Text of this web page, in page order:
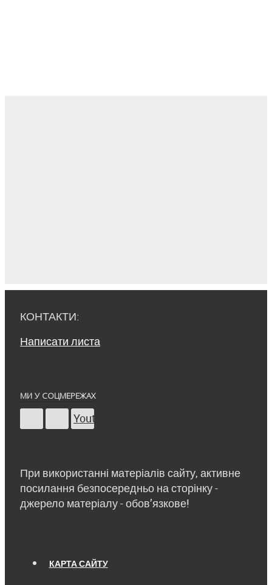
КОНТАКТИ:
Написати листа
МИ У СОЦМЕРЕЖАХ
Youtube
При використанні матеріалів сайту, активне
посилання безпосередньо на сторінку -
джерело матеріалу - обов’язкове!
КАРТА САЙТУ